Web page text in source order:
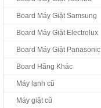
Board Máy Giặt Samsung
Board Máy Giặt Electrolux
Board Máy Giặt Panasonic
Board Hãng Khác
Máy lạnh cũ
Máy giặt cũ